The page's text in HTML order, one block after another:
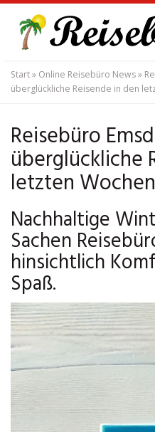
main
content
Start» Online Reisebüro News»
überglückliche Reisende in den
Reisebüro
überglückliche
letzten
Nachhaltige
Sachen
hinsichtlich
Spaß.